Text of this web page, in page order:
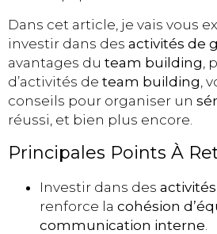
Dans cet article, je vais vous
investir dans des activités de
avantages du team building,
d’activités de team building,
conseils pour organiser un
réussi, et bien plus encore.
Principales Points À
Investir dans des
renforce la cohésion
communication interne